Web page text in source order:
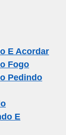
E Acordar
Fogo
Pedindo
E